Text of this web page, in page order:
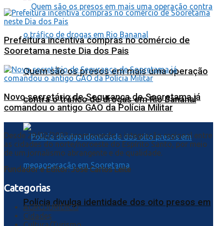
Quem são os presos em mais uma operação
contra o tráfico de drogas em Rio Bananal
Polícia divulga identidade dos oito presos em
Prefeitura incentiva compras no comércio de
Sooretama neste Dia dos Pais
Novo secretário de Segurança de Sooretama já
comandou o antigo GAO da Polícia Militar
Desde 29/02/2003 promovendo a integração regional entre
as cidades do norte/noroeste do Espírito Santo, por meio
de um jornalismo abrangente e de qualidade.
Fundador e Editor: José Carlos Leite
Categorias
AGROJURIDICO
Cidades